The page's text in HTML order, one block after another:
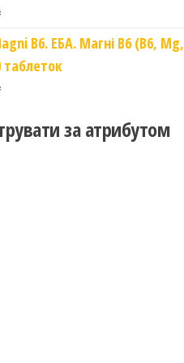
B6. ЕБА. Магні B6 (B6, Mg,
таблеток
за атрибутом